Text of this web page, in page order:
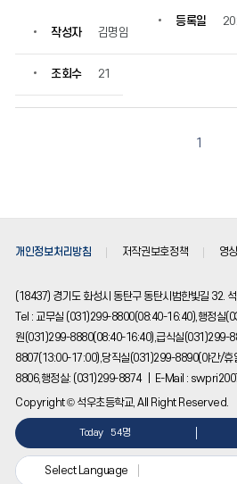
작성자 김명임
등록일
조회수 21
1
개인정보처리방침 저작권보호정책 영
(18437) 경기도 화성시 동탄구 동탄시범한빛길 32.
Tel : 교무실 (031)299-8800(08:40-16:40),행정실
원(031)299-8880(08:40-16:40),급식실(031)299-
8807(13:00-17:00),당직실(031)299-8890(야간/
8806,행정실: (031)299-8874 | E-Mail :
Copyright © 석우초등학교, All Right Reserved.
Today 54명
Select Language